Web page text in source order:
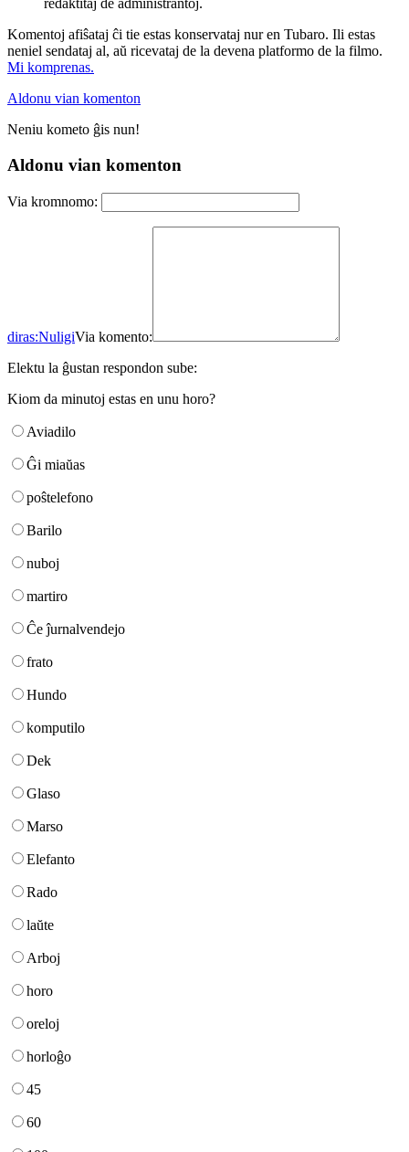
redaktitaj de administrantoj.
Komentoj afiŝataj ĉi tie estas konservataj nur en Tubaro. Ili estas
neniel sendataj al, aŭ ricevataj de la devena platformo de la filmo.
Mi komprenas.
Aldonu vian komenton
Neniu kometo ĝis nun!
Aldonu vian komenton
Via kromnomo:
diras:NuligiVia komento:
Elektu la ĝustan respondon sube:
Kiom da minutoj estas en unu horo?
Aviadilo
Ĝi miaŭas
poŝtelefono
Barilo
nuboj
martiro
Ĉe ĵurnalvendejo
frato
Hundo
komputilo
Dek
Glaso
Marso
Elefanto
Rado
laŭte
Arboj
horo
oreloj
horloĝo
45
60